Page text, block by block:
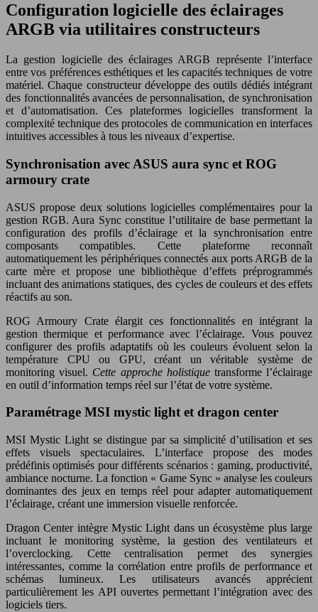
Configuration logicielle des éclairages
ARGB via utilitaires constructeurs
La gestion logicielle des éclairages ARGB représente l’interface
entre vos préférences esthétiques et les capacités techniques de votre
matériel. Chaque constructeur développe des outils dédiés intégrant
des fonctionnalités avancées de personnalisation, de synchronisation
et d’automatisation. Ces plateformes logicielles transforment la
complexité technique des protocoles de communication en interfaces
intuitives accessibles à tous les niveaux d’expertise.
Synchronisation avec ASUS aura sync et ROG
armoury crate
ASUS propose deux solutions logicielles complémentaires pour la
gestion RGB. Aura Sync constitue l’utilitaire de base permettant la
configuration des profils d’éclairage et la synchronisation entre
composants compatibles. Cette plateforme reconnaît
automatiquement les périphériques connectés aux ports ARGB de la
carte mère et propose une bibliothèque d’effets préprogrammés
incluant des animations statiques, des cycles de couleurs et des effets
réactifs au son.
ROG Armoury Crate élargit ces fonctionnalités en intégrant la
gestion thermique et performance avec l’éclairage. Vous pouvez
configurer des profils adaptatifs où les couleurs évoluent selon la
température CPU ou GPU, créant un véritable système de
monitoring visuel. Cette approche holistique transforme l’éclairage
en outil d’information temps réel sur l’état de votre système.
Paramétrage MSI mystic light et dragon center
MSI Mystic Light se distingue par sa simplicité d’utilisation et ses
effets visuels spectaculaires. L’interface propose des modes
prédéfinis optimisés pour différents scénarios : gaming, productivité,
ambiance nocturne. La fonction « Game Sync » analyse les couleurs
dominantes des jeux en temps réel pour adapter automatiquement
l’éclairage, créant une immersion visuelle renforcée.
Dragon Center intègre Mystic Light dans un écosystème plus large
incluant le monitoring système, la gestion des ventilateurs et
l’overclocking. Cette centralisation permet des synergies
intéressantes, comme la corrélation entre profils de performance et
schémas lumineux. Les utilisateurs avancés apprécient
particulièrement les API ouvertes permettant l’intégration avec des
logiciels tiers.